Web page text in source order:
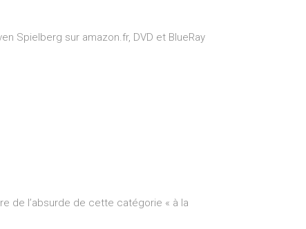
Spielberg sur amazon.fr, DVD et BlueRay
de l’absurde de cette catégorie « à la